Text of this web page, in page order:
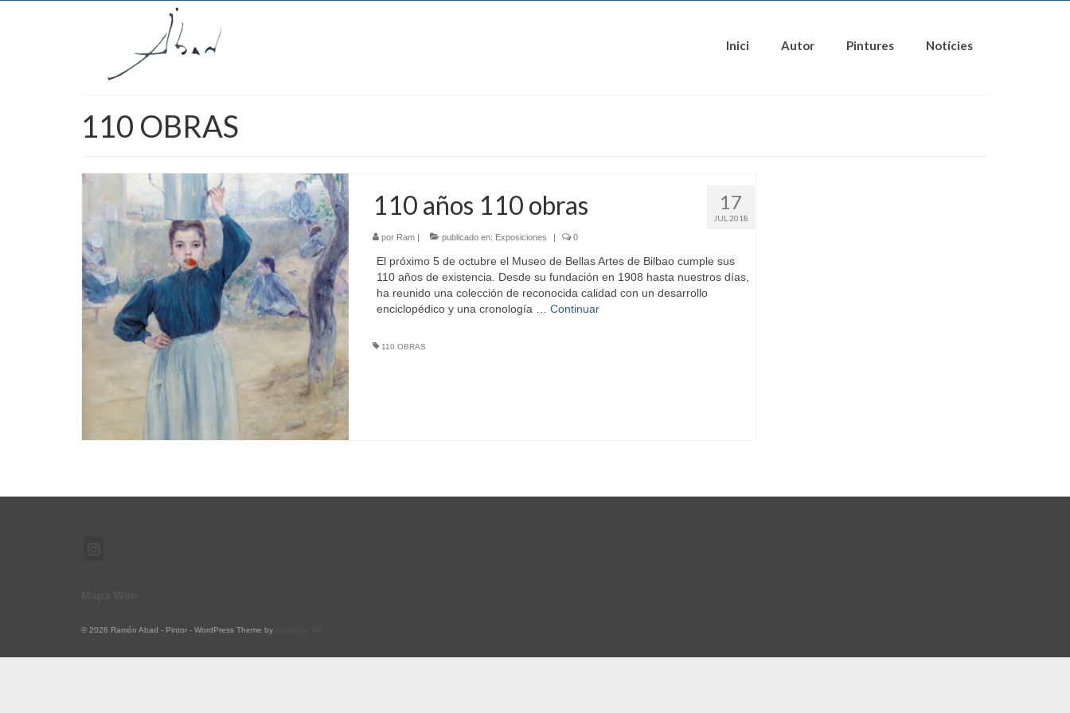
Inici Autor Pintures Notícies
110 OBRAS
17
JUL 2018
110 años 110 obras
por Ram| publicado en: Exposiciones | 0
El próximo 5 de octubre el Museo de Bellas Artes de Bilbao cumple sus
110 años de existencia. Desde su fundación en 1908 hasta nuestros días,
ha reunido una colección de reconocida calidad con un desarrollo
enciclopédico y una cronología … Continuar
110 OBRAS
© 2026 Ramón Abad - Pintor - WordPress Theme by